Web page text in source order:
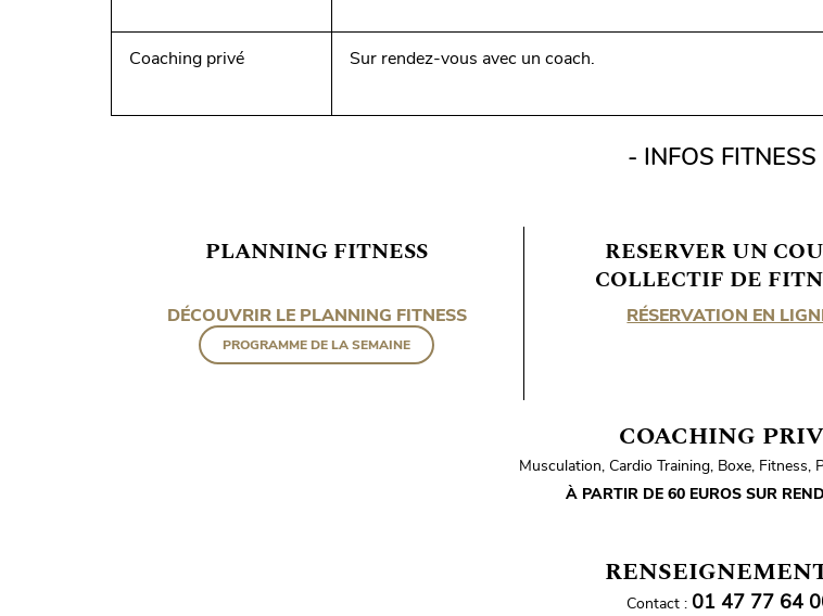
Coaching privé Sur rendez-vous avec un coach.
- INFOS
PLANNING FITNESS
DÉCOUVRIR LE PLANNING FITNESS
PROGRAMME DE LA SEMAINE
RESERVER UN
COLLECTIF DE
RÉSERVATION EN
COACHING
Musculation, Cardio Training, Boxe, Fitness,
À PARTIR DE 60 EUROS SUR
Contact : 01 47 77 64